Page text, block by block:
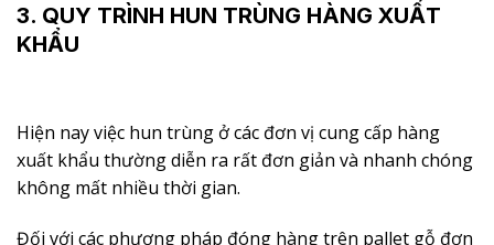
3. QUY TRÌNH HUN TRÙNG HÀNG XUẤT
KHẨU
Hiện nay việc hun trùng ở các đơn vị cung cấp hàng
xuất khẩu thường diễn ra rất đơn giản và nhanh chóng
không mất nhiều thời gian.
Đối với các phương pháp đóng hàng trên pallet gỗ đơn